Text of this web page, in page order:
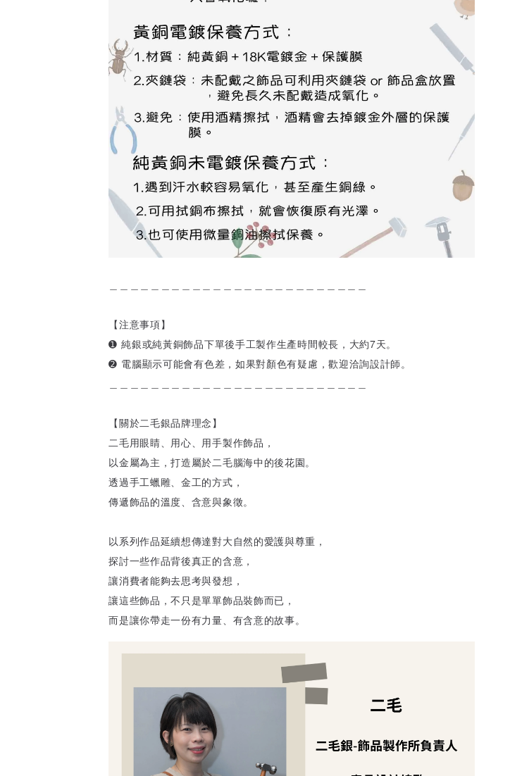
【注意事項】
➊ 純銀或純黃銅飾品下單後手工製作生產時間較長，大約7天。
➋ 電腦顯示可能會有色差，如果對顏色有疑慮，歡迎洽詢設計師。
【關於二毛銀品牌理念】
二毛用眼睛、用心、用手製作飾品，
以金屬為主，打造屬於二毛腦海中的後花園。
透過手工蠟雕、金工的方式，
傳遞飾品的溫度、含意與象徵。
以系列作品延續想傳達對大自然的愛護與尊重，
探討一些作品背後真正的含意，
讓消費者能夠去思考與發想，
讓這些飾品，不只是單單飾品裝飾而已，
而是讓你帶走一份有力量、有含意的故事。